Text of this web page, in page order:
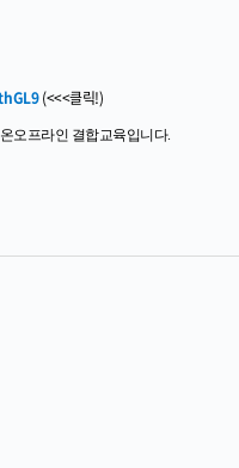
(<<<클릭!)
오프라인 결합교육입니다.